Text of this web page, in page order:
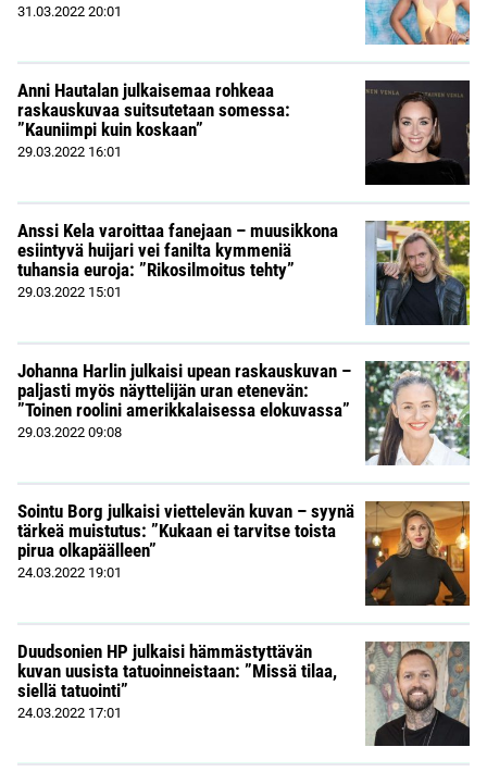
31.03.2022 20:01
Anni Hautalan julkaisemaa rohkeaa
raskauskuvaa suitsutetaan somessa:
”Kauniimpi kuin koskaan”
29.03.2022 16:01
Anssi Kela varoittaa fanejaan – muusikkona
esiintyvä huijari vei fanilta kymmeniä
tuhansia euroja: ”Rikosilmoitus tehty”
29.03.2022 15:01
Johanna Harlin julkaisi upean raskauskuvan –
paljasti myös näyttelijän uran etenevän:
”Toinen roolini amerikkalaisessa elokuvassa”
29.03.2022 09:08
Sointu Borg julkaisi viettelevän kuvan – syynä
tärkeä muistutus: ”Kukaan ei tarvitse toista
pirua olkapäälleen”
24.03.2022 19:01
Duudsonien HP julkaisi hämmästyttävän
kuvan uusista tatuoinneistaan: ”Missä tilaa,
siellä tatuointi”
24.03.2022 17:01